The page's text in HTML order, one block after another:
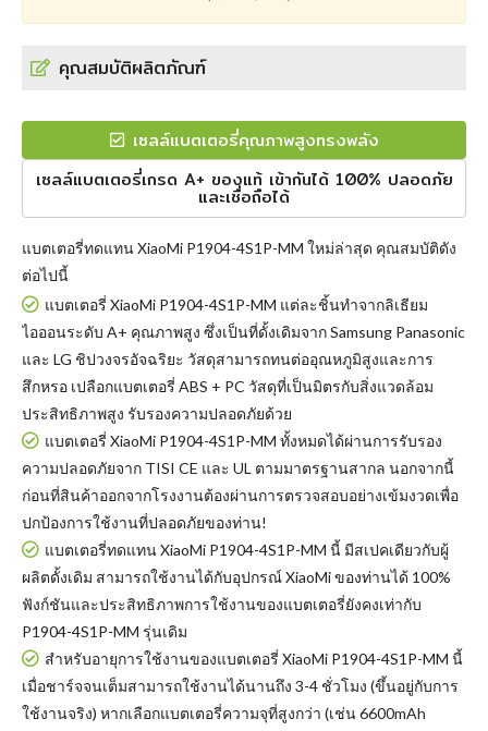
คุณสมบัติผลิตภัณฑ์
เซลล์แบตเตอรี่คุณภาพสูงทรงพลัง
เซลล์แบตเตอรี่เกรด A+ ของแท้ เข้ากันได้ 100% ปลอดภัย
และเชื่อถือได้
แบตเตอรี่ทดแทน XiaoMi P1904-4S1P-MM ใหม่ล่าสุด คุณสมบัติดัง
ต่อไปนี้
แบตเตอรี่ XiaoMi P1904-4S1P-MM แต่ละชิ้นทำจากลิเธียม
ไอออนระดับ A+ คุณภาพสูง ซึ่งเป็นที่ดั้งเดิมจาก Samsung Panasonic
และ LG ชิปวงจรอัจฉริยะ วัสดุสามารถทนต่ออุณหภูมิสูงและการ
สึกหรอ เปลือกแบตเตอรี่ ABS + PC วัสดุที่เป็นมิตรกับสิ่งแวดล้อม
ประสิทธิภาพสูง รับรองความปลอดภัยด้วย
แบตเตอรี่ XiaoMi P1904-4S1P-MM ทั้งหมดได้ผ่านการรับรอง
ความปลอดภัยจาก TISI CE และ UL ตามมาตรฐานสากล นอกจากนี้
ก่อนที่สินค้าออกจากโรงงานต้องผ่านการตรวจสอบอย่างเข้มงวดเพื่อ
ปกป้องการใช้งานที่ปลอดภัยของท่าน!
แบตเตอรี่ทดแทน XiaoMi P1904-4S1P-MM นี้ มีสเปคเดียวกับผู้
ผลิตดั้งเดิม สามารถใช้งานได้กับอุปกรณ์ XiaoMi ของท่านได้ 100%
ฟังก์ชันและประสิทธิภาพการใช้งานของแบตเตอรี่ยังคงเท่ากับ
P1904-4S1P-MM รุ่นเดิม
สำหรับอายุการใช้งานของแบตเตอรี่ XiaoMi P1904-4S1P-MM นี้
เมื่อชาร์จจนเต็มสามารถใช้งานได้นานถึง 3-4 ชั่วโมง (ขึ้นอยู่กับการ
ใช้งานจริง) หากเลือกแบตเตอรี่ความจุที่สูงกว่า (เช่น 6600mAh